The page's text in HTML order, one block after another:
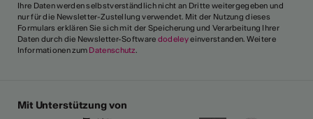
Ihre Daten werden selbstverständlich nicht an Dritte weitergegeben und
nur für die Newsletter-Zustellung verwendet. Mit der Nutzung dieses
Formulars erklären Sie sich mit der Speicherung und Verarbeitung Ihrer
Daten durch die Newsletter-Software dodeleyeinverstanden. Weitere
Informationen zum Datenschutz.
Mit Unterstützung von